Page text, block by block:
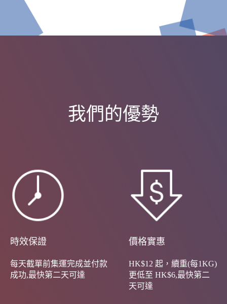
我們的優勢
時效保證
每天截單前集運完成並付款
成功,最快第二天可達
價格實惠
HK$12 起，續重(每1KG)
更低至 HK$6,最快第二
天可達